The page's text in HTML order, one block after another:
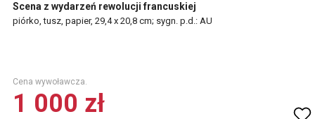
Scena z wydarzeń rewolucji francuskiej
piórko, tusz, papier, 29,4 x 20,8 cm; sygn. p.d.: AU
Cena wywoławcza.
1 000 zł